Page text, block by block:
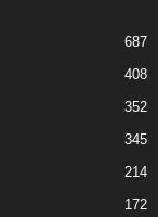
687
408
352
345
214
172